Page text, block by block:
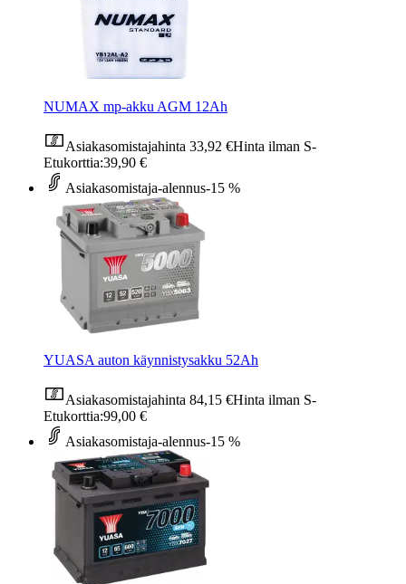
NUMAX mp-akku AGM 12Ah
Asiakasomistajahinta 33,92 €Hinta ilman S-
Etukorttia:39,90 €
Asiakasomistaja-alennus-15 %
YUASA auton käynnistysakku 52Ah
Asiakasomistajahinta 84,15 €Hinta ilman S-
Etukorttia:99,00 €
Asiakasomistaja-alennus-15 %